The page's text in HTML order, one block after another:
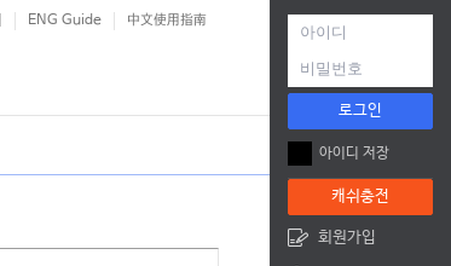
ENG Guide 中文使用指南
로그인
아이디 저장
캐쉬충전
회원가입